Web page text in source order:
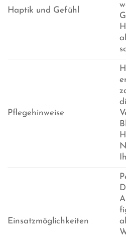
Haptik und Gefühl
Pflegehinweise
Einsatzmöglichkeiten